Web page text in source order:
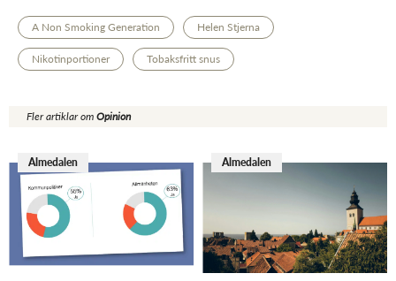
A Non Smoking Generation Helen Stjerna
Nikotinportioner Tobaksfritt snus
Fler artiklar omOpinion
Almedalen Almedalen